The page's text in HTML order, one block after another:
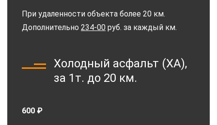
При удаленности объекта более 20 км.
Дополнительно 234-00 руб. за каждый км.
Холодный асфальт (ХА),
за 1т. до 20 км.
600 ₽